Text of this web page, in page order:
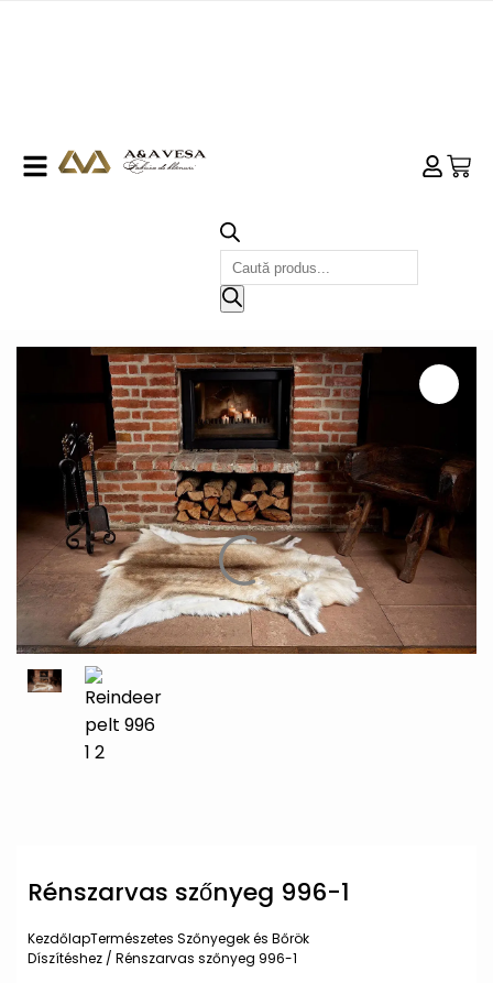
Products
search
Rénszarvas szőnyeg 996-1
KezdőlapTermészetes Szőnyegek és Bőrök
Díszítéshez / Rénszarvas szőnyeg 996-1